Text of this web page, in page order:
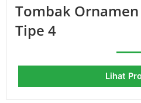
Tombak
Tipe 4
Lihat